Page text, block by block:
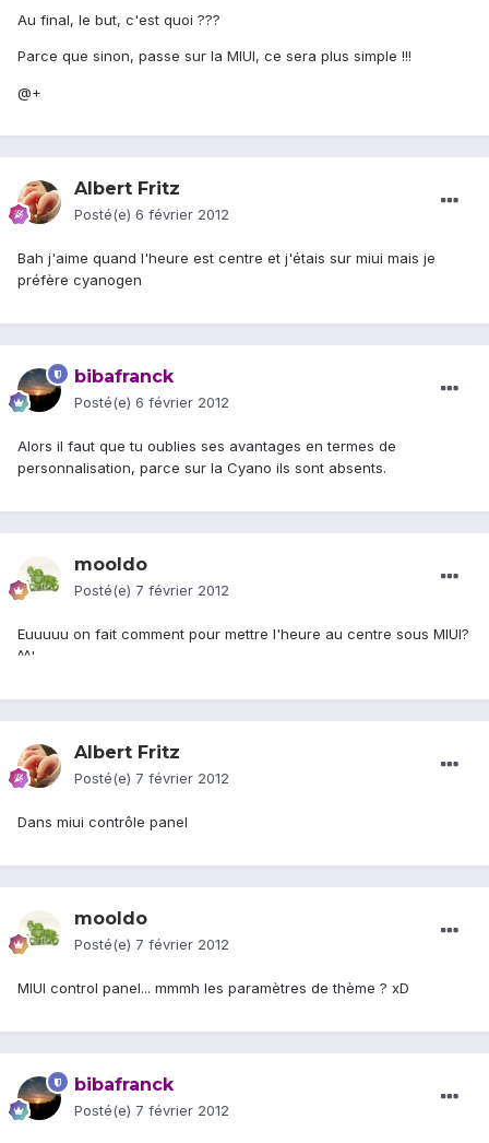
Au final, le but, c'est quoi ???
Parce que sinon, passe sur la MIUI, ce sera plus simple !!!
@+
Albert Fritz
Posté(e) 6 février 2012
Bah j'aime quand l'heure est centre et j'étais sur miui mais je
préfère cyanogen
bibafranck
Posté(e) 6 février 2012
Alors il faut que tu oublies ses avantages en termes de
personnalisation, parce sur la Cyano ils sont absents.
mooldo
Posté(e) 7 février 2012
Euuuuu on fait comment pour mettre l'heure au centre sous MIUI?
^^'
Albert Fritz
Posté(e) 7 février 2012
Dans miui contrôle panel
mooldo
Posté(e) 7 février 2012
MIUI control panel... mmmh les paramètres de thème ? xD
bibafranck
Posté(e) 7 février 2012